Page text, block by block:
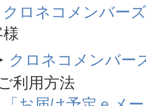
クロネコメンバーズ
様
クロネコメンバー
利用方法